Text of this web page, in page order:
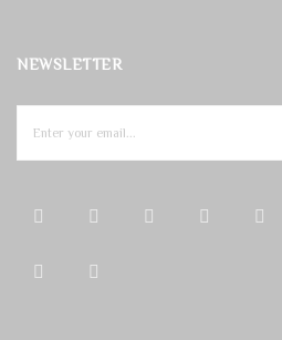
NEWSLETTER